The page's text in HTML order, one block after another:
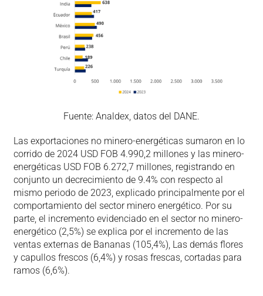
Fuente: Analdex, datos del DANE.
Las exportaciones no minero-energéticas sumaron en lo
corrido de 2024 USD FOB 4.990,2 millones y las minero-
energéticas USD FOB 6.272,7 millones, registrando en
conjunto un decrecimiento de 9.4% con respecto al
mismo periodo de 2023, explicado principalmente por el
comportamiento del sector minero energético. Por su
parte, el incremento evidenciado en el sector no minero-
energético (2,5%) se explica por el incremento de las
ventas externas de Bananas (105,4%), Las demás flores
y capullos frescos (6,4%) y rosas frescas, cortadas para
ramos (6,6%).